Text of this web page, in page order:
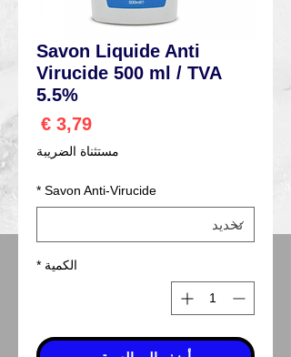
Savon Liquide Anti
Virucide 500 ml / TVA
5.5%
مستثناة الضريبة
Savon Anti-Virucide
*
الكمية *